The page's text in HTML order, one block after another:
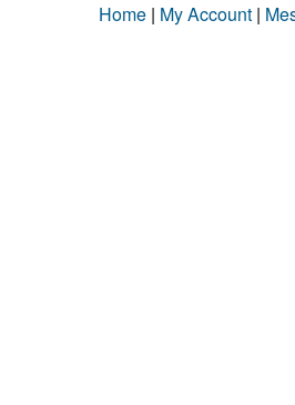
Home | My Account |